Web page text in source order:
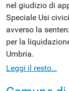
nel giudizio di
Speciale Usi
avverso la
per la
Umbria.
Leggi il resto…